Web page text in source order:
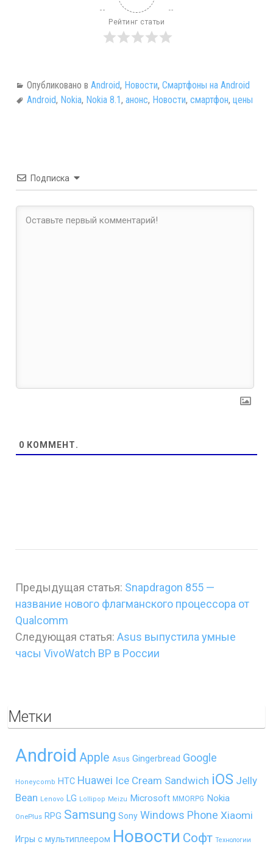
Рейтинг статьи
Опубликовано в Android, Новости, Смартфоны на Android
Android, Nokia, Nokia 8.1, анонс, Новости, смартфон, цены
Подписка
0 КОММЕНТ.
Предыдущая статья: Snapdragon 855 —
название нового флагманского процессора от
Qualcomm
Следующая статья: Asus выпустила умные
часы VivoWatch BP в России
Метки
Android Apple Asus Gingerbread Google
Honeycomb HTC Huawei Ice Cream Sandwich iOS Jelly
Bean Lenovo LG Lollipop Meizu Microsoft MMORPG Nokia
OnePlus RPG Samsung Sony Windows Phone Xiaomi
Игры с мультиплеером Новости Софт Технологии